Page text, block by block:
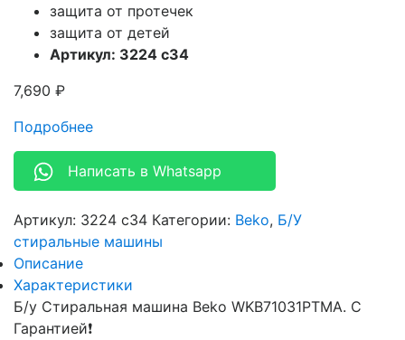
защита от протечек
защита от детей
Артикул: 3224 c34
7,690 ₽
Подробнее
Написать в Whatsapp
Артикул: 3224 c34 Категории: Beko, Б/У
стиральные машины
Описание
Характеристики
Б/у Стиральная машина Beko WKB71031PTMA. С
Гарантией❗